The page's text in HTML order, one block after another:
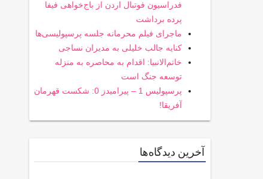
فدراسیون فوتبال اردن از باج‌خواهی فیفا
پرده برداشت
ماجرای فیلم محرمانه جلسه پرسپولیسی‌ها
کنایه جالب خلیلی به مدیران نساجی
خاتم‌الانبیا: اقدام به محاصره به منزله
توسعه جنگ است
پرسپولیس 1 – پیرامیدز 0: شکست قهرمان
آفریقا!
آخرین دیدگاه‌ها